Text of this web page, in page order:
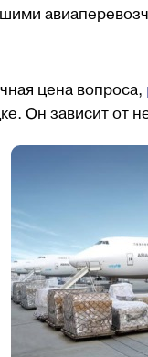
цена вопроса,
Он зависит от